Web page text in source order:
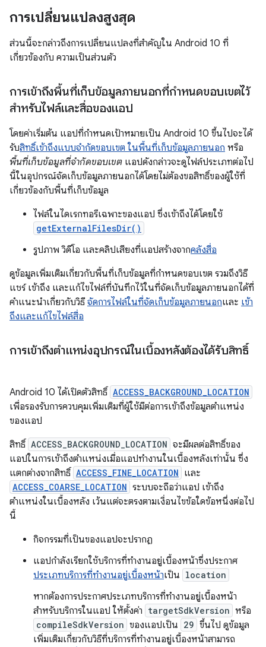
การเปลี่ยนแปลงสูงสุด
ส่วนนี้จะกล่าวถึงการเปลี่ยนแปลงที่สำคัญใน Android 10 ที่
เกี่ยวข้องกับ ความเป็นส่วนตัว
การเข้าถึงพื้นที่เก็บข้อมูลภายนอกที่กำหนดขอบเขตไว้
สำหรับไฟล์และสื่อของแอป
โดยค่าเริ่มต้น แอปที่กำหนดเป้าหมายเป็น Android 10 ขึ้นไปจะได้
รับสิทธิ์เข้าถึงแบบจำกัดขอบเขต ในพื้นที่เก็บข้อมูลภายนอก หรือ
พื้นที่เก็บข้อมูลที่จำกัดขอบเขต แอปดังกล่าวจะดูไฟล์ประเภทต่อไป
นี้ในอุปกรณ์จัดเก็บข้อมูลภายนอกได้โดยไม่ต้องขอสิทธิ์ของผู้ใช้ที่
เกี่ยวข้องกับพื้นที่เก็บข้อมูล
ไฟล์ในไดเรกทอรีเฉพาะของแอป ซึ่งเข้าถึงได้โดยใช้
getExternalFilesDir()
รูปภาพ วิดีโอ และคลิปเสียงที่แอปสร้างจากคลังสื่อ
ดูข้อมูลเพิ่มเติมเกี่ยวกับพื้นที่เก็บข้อมูลที่กำหนดขอบเขต รวมถึงวิธี
แชร์ เข้าถึง และแก้ไขไฟล์ที่บันทึกไว้ในที่จัดเก็บข้อมูลภายนอกได้ที่
คำแนะนำเกี่ยวกับวิธีจัดการไฟล์ในที่จัดเก็บข้อมูลภายนอกและ เข้า
ถึงและแก้ไขไฟล์สื่อ
การเข้าถึงตำแหน่งอุปกรณ์ในเบื้องหลังต้องได้รับสิทธิ์
Android 10 ได้เปิดตัวสิทธิ์ ACCESS_BACKGROUND_LOCATION
เพื่อรองรับการควบคุมเพิ่มเติมที่ผู้ใช้มีต่อการเข้าถึงข้อมูลตำแหน่ง
ของแอป
สิทธิ์ ACCESS_BACKGROUND_LOCATION จะมีผลต่อสิทธิ์ของ
แอปในการเข้าถึงตำแหน่งเมื่อแอปทำงานในเบื้องหลังเท่านั้น ซึ่ง
แตกต่างจากสิทธิ์ ACCESS_FINE_LOCATION และ
ACCESS_COARSE_LOCATION ระบบจะถือว่าแอป เข้าถึง
ตำแหน่งในเบื้องหลัง เว้นแต่จะตรงตามเงื่อนไขข้อใดข้อหนึ่งต่อไป
นี้
กิจกรรมที่เป็นของแอปจะปรากฏ
แอปกำลังเรียกใช้บริการที่ทำงานอยู่เบื้องหน้าซึ่งประกาศ
ประเภทบริการที่ทำงานอยู่เบื้องหน้าเป็น location
หากต้องการประกาศประเภทบริการที่ทำงานอยู่เบื้องหน้า
สำหรับบริการในแอป ให้ตั้งค่า targetSdkVersion หรือ
compileSdkVersion ของแอปเป็น 29 ขึ้นไป ดูข้อมูล
เพิ่มเติมเกี่ยวกับวิธีที่บริการที่ทำงานอยู่เบื้องหน้าสามารถ